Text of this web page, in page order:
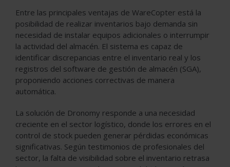
Entre las principales ventajas de WareCopter está la
posibilidad de realizar inventarios bajo demanda sin
necesidad de instalar equipos adicionales o interrumpir
la actividad del almacén. El sistema es capaz de
identificar discrepancias entre el inventario real y los
registros del software de gestión de almacén (SGA),
proponiendo acciones correctivas de manera
automática.
La solución de Dronomy responde a una necesidad
creciente en el sector logístico, donde los errores en el
control de stock pueden generar pérdidas económicas
significativas. Según testimonios de profesionales del
sector, la falta de visibilidad sobre el inventario retrasa